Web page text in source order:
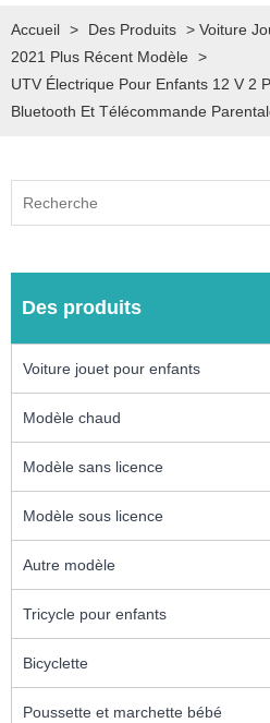
Accueil > Des Produits > Voiture
2021 Plus Récent Modèle
>
UTV Électrique Pour Enfants 12 V 2
Bluetooth Et Télécommande
Des produits
Voiture jouet pour enfants
Modèle chaud
Modèle sans licence
Modèle sous licence
Autre modèle
Tricycle pour enfants
Bicyclette
Poussette et marchette bébé